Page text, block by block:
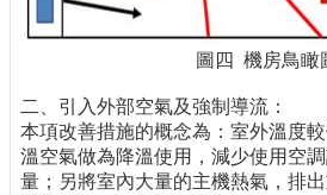
圖四 機房鳥瞰
二、引入外部空氣及強制導流：
本項改善措施的概念為：室外溫度
溫空氣做為降溫使用，減少使用空
量；另將室內大量的主機熱氣，排